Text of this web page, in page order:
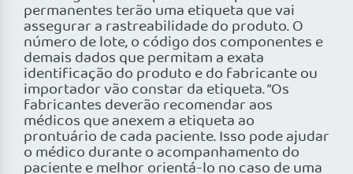
permanentes terão uma etiqueta que vai
assegurar a rastreabilidade do produto. O
número de lote, o código dos componentes e
demais dados que permitam a exata
identificação do produto e do fabricante ou
importador vão constar da etiqueta. “Os
fabricantes deverão recomendar aos
médicos que anexem a etiqueta ao
prontuário de cada paciente. Isso pode ajudar
o médico durante o acompanhamento do
paciente e melhor orientá-lo no caso de uma